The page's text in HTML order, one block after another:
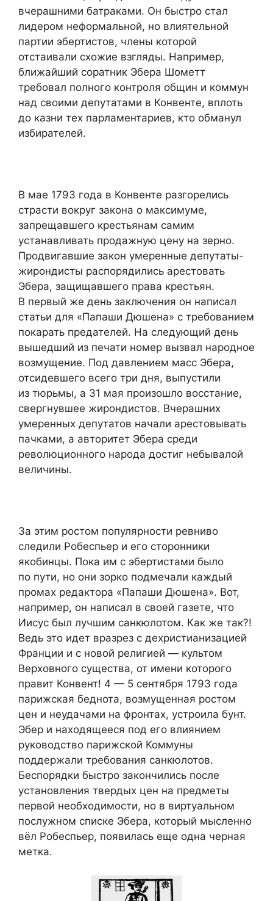
вчерашними батраками. Он быстро стал
лидером неформальной, но влиятельной
партии эбертистов, члены которой
отстаивали схожие взгляды. Например,
ближайший соратник Эбера Шометт
требовал полного контроля общин и коммун
над своими депутатами в Конвенте, вплоть
до казни тех парламентариев, кто обманул
избирателей.
В мае 1793 года в Конвенте разгорелись
страсти вокруг закона о максимуме,
запрещавшего крестьянам самим
устанавливать продажную цену на зерно.
Продвигавшие закон умеренные депутаты-
жирондисты распорядились арестовать
Эбера, защищавшего права крестьян.
В первый же день заключения он написал
статьи для «Папаши Дюшена» с требованием
покарать предателей. На следующий день
вышедший из печати номер вызвал народное
возмущение. Под давлением масс Эбера,
отсидевшего всего три дня, выпустили
из тюрьмы, а 31 мая произошло восстание,
свергнувшее жирондистов. Вчерашних
умеренных депутатов начали арестовывать
пачками, а авторитет Эбера среди
революционного народа достиг небывалой
величины.
За этим ростом популярности ревниво
следили Робеспьер и его сторонники
якобинцы. Пока им с эбертистами было
по пути, но они зорко подмечали каждый
промах редактора «Папаши Дюшена». Вот,
например, он написал в своей газете, что
Иисус был лучшим санкюлотом. Как же так?!
Ведь это идет вразрез с дехристианизацией
Франции и с новой религией — культом
Верховного существа, от имени которого
правит Конвент! 4 — 5 сентября 1793 года
парижская беднота, возмущенная ростом
цен и неудачами на фронтах, устроила бунт.
Эбер и находящееся под его влиянием
руководство парижской Коммуны
поддержали требования санкюлотов.
Беспорядки быстро закончились после
установления твердых цен на предметы
первой необходимости, но в виртуальном
послужном списке Эбера, который мысленно
вёл Робеспьер, появилась еще одна черная
метка.